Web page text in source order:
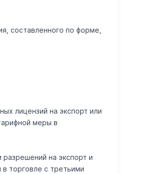
составленного по форме,
лицензий на экспорт или
меры в
на экспорт и
торговле с третьими